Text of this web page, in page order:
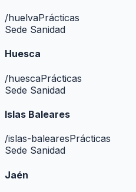
/huelvaPrácticas
Sede Sanidad
Huesca
/huescaPrácticas
Sede Sanidad
Islas Baleares
/islas-balearesPrácticas
Sede Sanidad
Jaén